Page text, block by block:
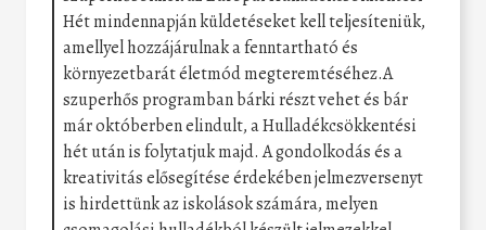
Hét mindennapján küldetéseket kell teljesíteniük,
amellyel hozzájárulnak a fenntartható és
környezetbarát életmód megteremtéséhez.A
szuperhős programban bárki részt vehet és bár
már októberben elindult, a Hulladékcsökkentési
hét után is folytatjuk majd. A gondolkodás és a
kreativitás elősegítése érdekében jelmezversenyt
is hirdettünk az iskolások számára, melyen